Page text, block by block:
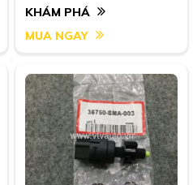
KHÁM PHÁ
MUA NGAY